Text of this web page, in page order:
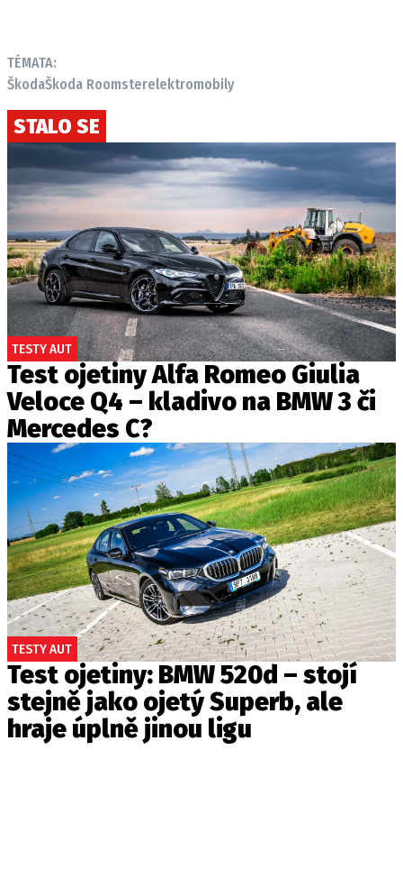
TÉMATA:
ŠkodaŠkoda Roomsterelektromobily
STALO SE
TESTY AUT
Test ojetiny Alfa Romeo Giulia
Veloce Q4 – kladivo na BMW 3 či
Mercedes C?
TESTY AUT
Test ojetiny: BMW 520d – stojí
stejně jako ojetý Superb, ale
hraje úplně jinou ligu